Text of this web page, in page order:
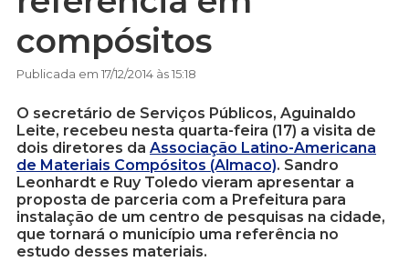
compósitos
Publicada em 17/12/2014 às 15:18
O secretário de Serviços Públicos, Aguinaldo
Leite, recebeu nesta quarta-feira (17) a visita de
dois diretores da Associação Latino-Americana
de Materiais Compósitos (Almaco). Sandro
Leonhardt e Ruy Toledo vieram apresentar a
proposta de parceria com a Prefeitura para
instalação de um centro de pesquisas na cidade,
que tornará o município uma referência no
estudo desses materiais.